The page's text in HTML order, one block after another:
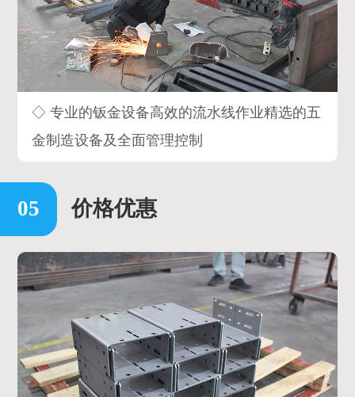
◇ 专业的钣金设备高效的流水线作业精选的五
金制造设备及全面管理控制
价格优惠